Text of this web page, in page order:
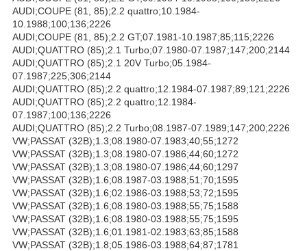
AUDI;COUPE (81, 85);2.2 quattro;10.1984-
10.1988;100;136;2226
AUDI;COUPE (81, 85);2.2 GT;07.1981-10.1987;85;115;2226
AUDI;QUATTRO (85);2.1 Turbo;07.1980-07.1987;147;200;2144
AUDI;QUATTRO (85);2.1 20V Turbo;05.1984-
07.1987;225;306;2144
AUDI;QUATTRO (85);2.2 quattro;12.1984-07.1987;89;121;2226
AUDI;QUATTRO (85);2.2 quattro;12.1984-
07.1987;100;136;2226
AUDI;QUATTRO (85);2.2 Turbo;08.1987-07.1989;147;200;2226
VW;PASSAT (32B);1.3;08.1980-07.1983;40;55;1272
VW;PASSAT (32B);1.3;08.1980-07.1986;44;60;1272
VW;PASSAT (32B);1.3;08.1980-07.1986;44;60;1297
VW;PASSAT (32B);1.6;08.1987-03.1988;51;70;1595
VW;PASSAT (32B);1.6;02.1986-03.1988;53;72;1595
VW;PASSAT (32B);1.6;08.1980-03.1988;55;75;1588
VW;PASSAT (32B);1.6;08.1980-03.1988;55;75;1595
VW;PASSAT (32B);1.6;01.1981-02.1983;63;85;1588
VW;PASSAT (32B);1.8;05.1986-03.1988;64;87;1781